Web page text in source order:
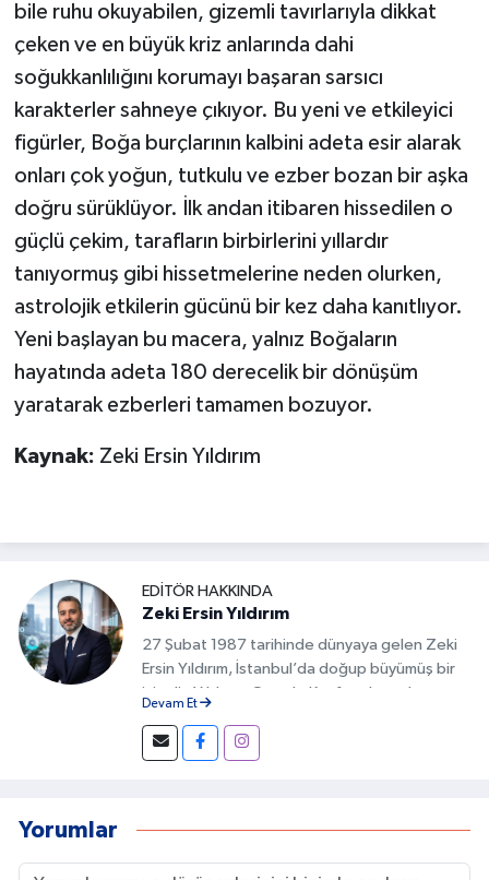
bile ruhu okuyabilen, gizemli tavırlarıyla dikkat
çeken ve en büyük kriz anlarında dahi
soğukkanlılığını korumayı başaran sarsıcı
karakterler sahneye çıkıyor. Bu yeni ve etkileyici
figürler, Boğa burçlarının kalbini adeta esir alarak
onları çok yoğun, tutkulu ve ezber bozan bir aşka
doğru sürüklüyor. İlk andan itibaren hissedilen o
güçlü çekim, tarafların birbirlerini yıllardır
tanıyormuş gibi hissetmelerine neden olurken,
astrolojik etkilerin gücünü bir kez daha kanıtlıyor.
Yeni başlayan bu macera, yalnız Boğaların
hayatında adeta 180 derecelik bir dönüşüm
yaratarak ezberleri tamamen bozuyor.
Kaynak: Zeki Ersin Yıldırım
EDITÖR HAKKINDA
Zeki Ersin Yıldırım
27 Şubat 1987 tarihinde dünyaya gelen Zeki
Ersin Yıldırım, İstanbul’da doğup büyümüş bir
isimdir. Yıldırım, Google Keşfet alanında
alanda fark yaratan isimlerden biri olmuştur.
İçeriklerin doğru başlıklarla hazırlanması,
Devam Et
Yorumlar